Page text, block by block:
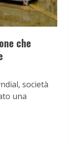
che
società
una